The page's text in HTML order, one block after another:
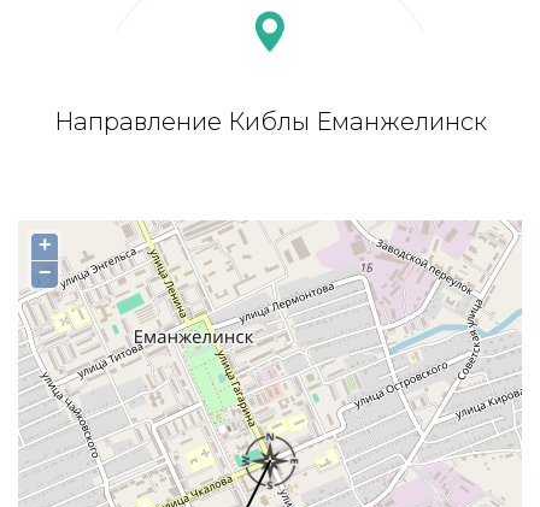
Направление Киблы Еманжелинск
+
−